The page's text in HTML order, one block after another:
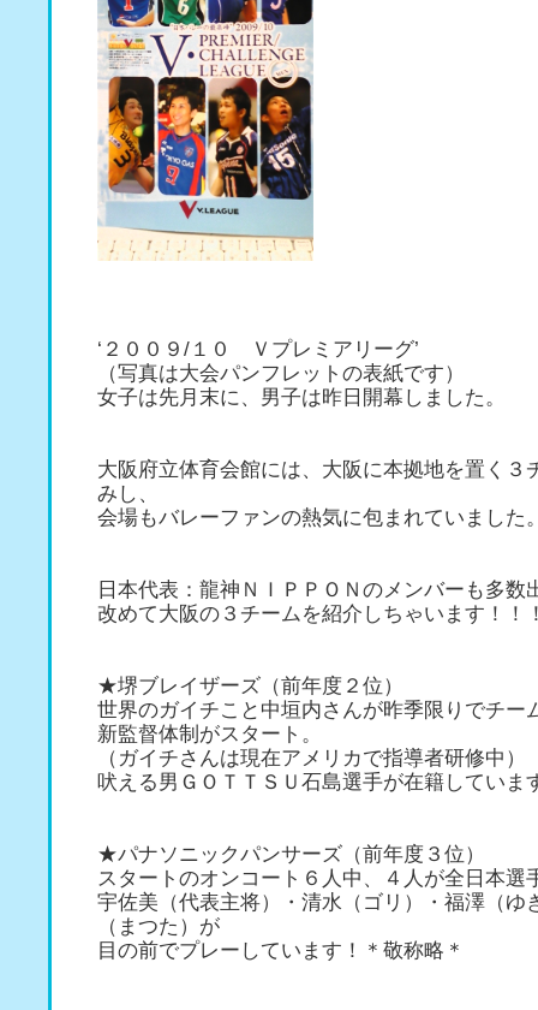
‘２００９/１０ Ｖプレミアリーグ’
（写真は大会パンフレットの表紙です）
女子は先月末に、男子は昨日開幕しました。
大阪府立体育会館には、大阪に本拠地を置く３
みし、
会場もバレーファンの熱気に包まれていました
日本代表：龍神ＮＩＰＰＯＮのメンバーも多数
改めて大阪の３チームを紹介しちゃいます！！
★堺ブレイザーズ（前年度２位）
世界のガイチこと中垣内さんが昨季限りでチー
新監督体制がスタート。
（ガイチさんは現在アメリカで指導者研修中）
吠える男ＧＯＴＴＳＵ石島選手が在籍していま
★パナソニックパンサーズ（前年度３位）
スタートのオンコート６人中、４人が全日本選
宇佐美（代表主将）・清水（ゴリ）・福澤（ゆ
（まつた）が
目の前でプレーしています！＊敬称略＊